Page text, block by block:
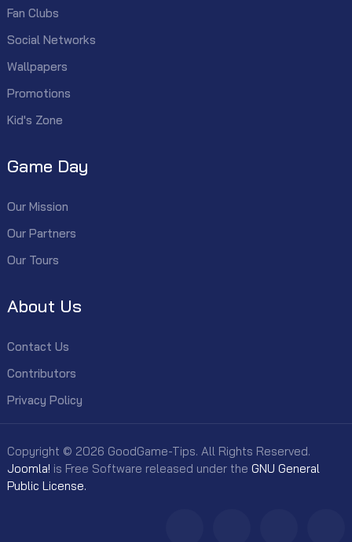
Fan Clubs
Social Networks
Wallpapers
Promotions
Kid's Zone
Game Day
Our Mission
Our Partners
Our Tours
About Us
Contact Us
Contributors
Privacy Policy
Copyright © 2026 GoodGame-Tips. All Rights Reserved.
Joomla! is Free Software released under the GNU General
Public License.